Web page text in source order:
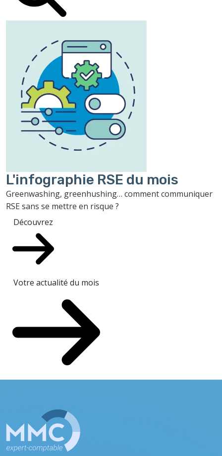
L'infographie RSE du mois
Greenwashing, greenhushing… comment communiquer
RSE sans se mettre en risque ?
Découvrez
Votre actualité du mois